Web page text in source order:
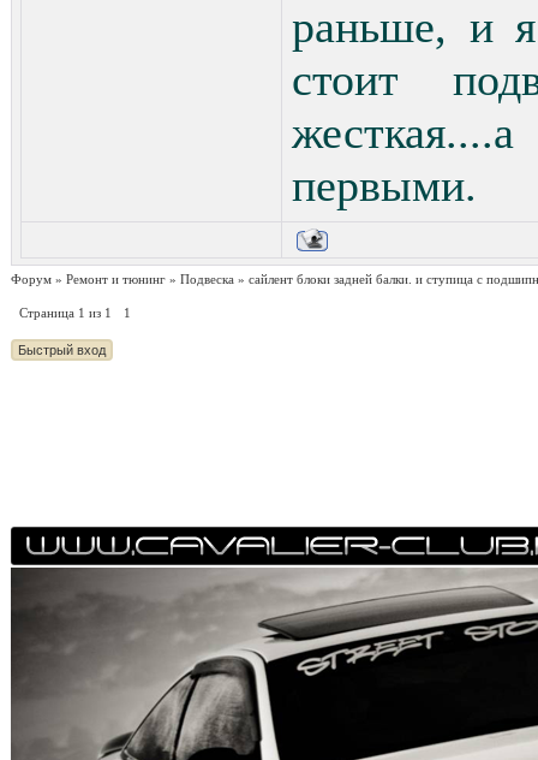
раньше, и
стоит
первыми.
Форум » Ремонт и тюнинг » Подвеска » сайлент блоки задней балки. и ступица с
Страница 1 из 1 1